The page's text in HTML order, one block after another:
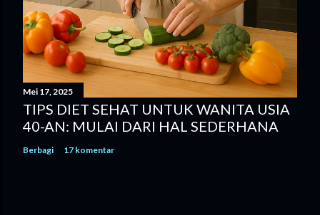
Mei 17, 2025
TIPS DIET SEHAT UNTUK WANITA USIA
40-AN: MULAI DARI HAL SEDERHANA
Berbagi 17 komentar